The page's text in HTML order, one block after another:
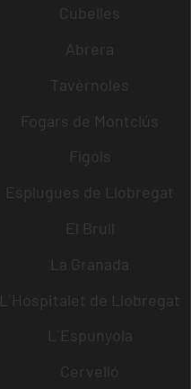
Cubelles
Abrera
Tavèrnoles
Fogars de Montclús
Fígols
Esplugues de Llobregat
El Brull
La Granada
L´Hospitalet de Llobregat
L´Espunyola
Cervelló